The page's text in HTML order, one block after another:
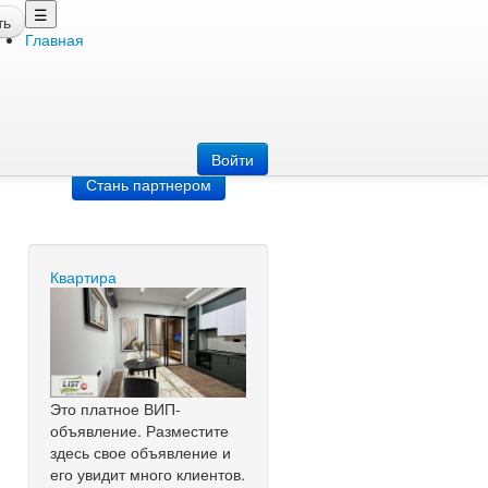
☰
Главная
Войти
Стань партнером
Квартира
Это платное ВИП-
объявление. Разместите
здесь свое объявление и
его увидит много клиентов.